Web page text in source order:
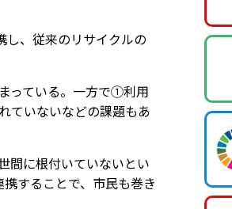
、従来のリサイクルの
っている。一方で①利用
いない――などの課題もあ
間に根付いていないとい
することで、市民も巻き